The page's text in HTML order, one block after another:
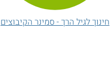
חינוך לגיל הרך - סמינר הקיבוצים